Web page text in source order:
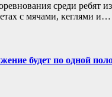
среди ребят
с мячами, кеглями и…
будет по одной